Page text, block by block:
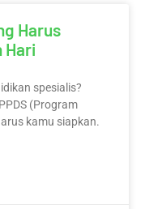
Harus
Hari
spesialis?
(Program
kamu siapkan.